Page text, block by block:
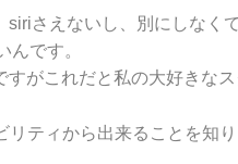
さえないし、別にしなく
です。
がこれだと私の大好きな
ティから出来ることを知